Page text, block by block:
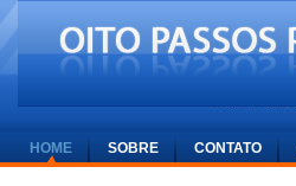
HOME SOBRE CONTATO